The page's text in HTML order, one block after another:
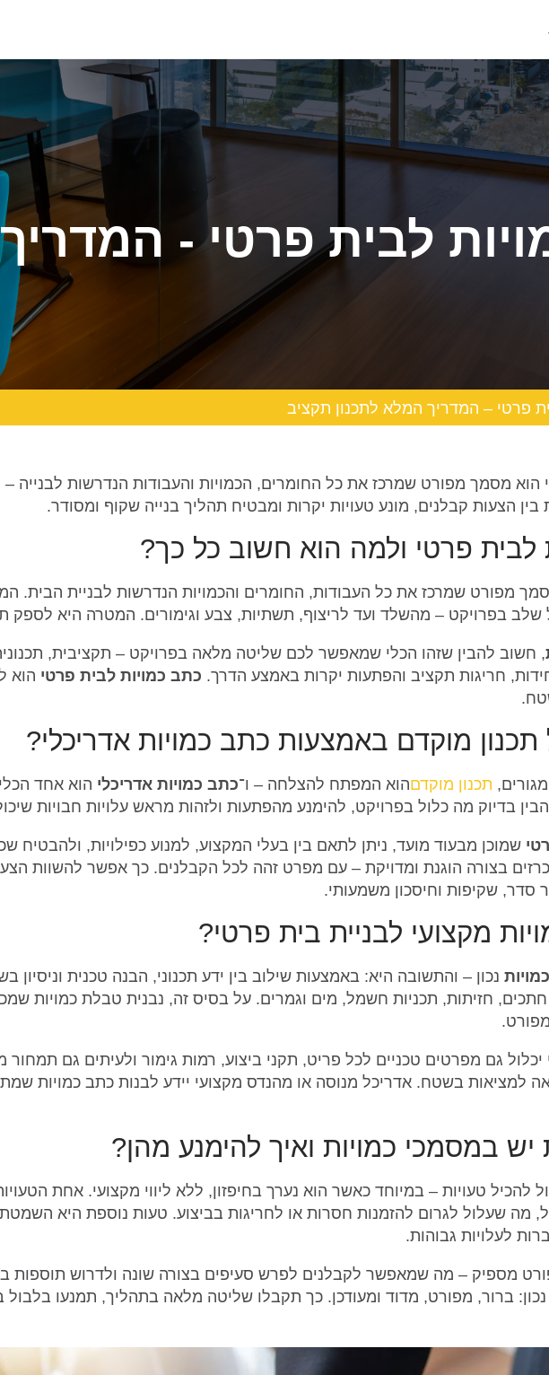
לבית פרטי -
תקציב
פרטי – המדריך המלא לתכנון תקציב
הוא מסמך מפורט שמרכז את כל החומרים, הכמויות והעבודות הנדרשות
הצעות קבלנים, מונע טעויות יקרות ומבטיח תהליך בנייה שקוף ומסודר.
לבית פרטי ולמה הוא חשוב כל כך?
מפורט שמרכז את כל העבודות, החומרים והכמויות הנדרשות לבניית הבית.
שלב בפרויקט – מהשלד ועד לריצוף, תשתיות, צבע וגימורים. המטרה היא
, חשוב להבין שזהו הכלי שמאפשר לכם שליטה מלאה בפרויקט – תקציבית,
חריגות תקציב והפתעות יקרות באמצע הדרך. כתב כמויות לבית פרטי הוא
מוקדם באמצעות כתב כמויות אדריכלי?
תכנון מוקדםהוא המפתח להצלחה – ו־כתב כמויות אדריכלי הוא אחד
בדיוק מה כלול בפרויקט, להימנע מהפתעות ולזהות מראש עלויות חבויות
שמוכן מבעוד מועד, ניתן לתאם בין בעלי המקצוע, למנוע כפילויות,
בצורה הוגנת ומדויקת – עם מפרט זהה לכל הקבלנים. כך אפשר להשוות
סדר, שקיפות וחיסכון משמעותי.
מקצועי לבניית בית פרטי?
נכון – והתשובה היא: באמצעות שילוב בין ידע תכנוני, הבנה טכנית
חתכים, חזיתות, תכניות חשמל, מים וגמרים. על בסיס זה, נבנית טבלת כמויות
יכלול גם מפרטים טכניים לכל פריט, תקני ביצוע, רמות גימור ולעיתים גם
למציאות בשטח. אדריכל מנוסה או מהנדס מקצועי יידע לבנות כתב כמויות
יש במסמכי כמויות ואיך להימנע מהן?
להכיל טעויות – במיוחד כאשר הוא נערך בחיפזון, ללא ליווי מקצועי. אחת
מה שעלול לגרום להזמנות חסרות או לחריגות בביצוע. טעות נוספת היא
לעלויות גבוהות.
מספיק – מה שמאפשר לקבלנים לפרש סעיפים בצורה שונה ולדרוש
ברור, מפורט, מדוד ומעודכן. כך תקבלו שליטה מלאה בתהליך, תמנעו בלבול